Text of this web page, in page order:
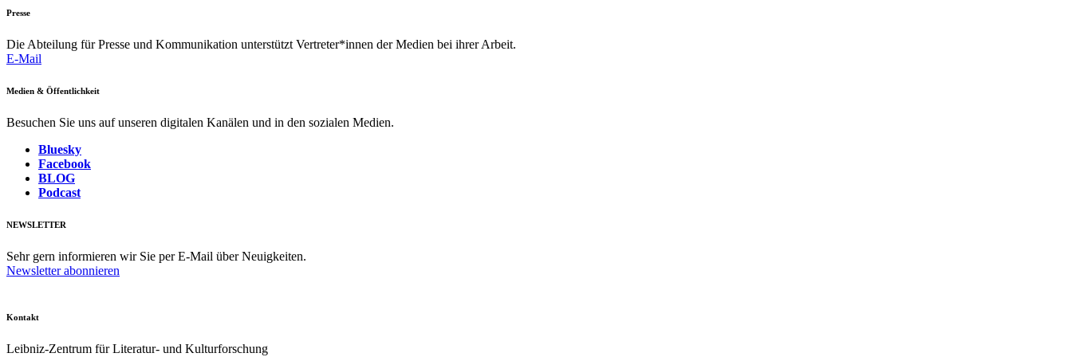
Presse
Die Abteilung für Presse und Kommunikation unterstützt Vertreter*innen der Medien bei ihrer Arbeit.
E-Mail
Medien & Öffentlichkeit
Besuchen Sie uns auf unseren digitalen Kanälen und in den sozialen Medien.
Bluesky
Facebook
BLOG
Podcast
NEWSLETTER
Sehr gern informieren wir Sie per E-Mail über Neuigkeiten.
Newsletter abonnieren
Kontakt
Leibniz-Zentrum für Literatur- und Kulturforschung